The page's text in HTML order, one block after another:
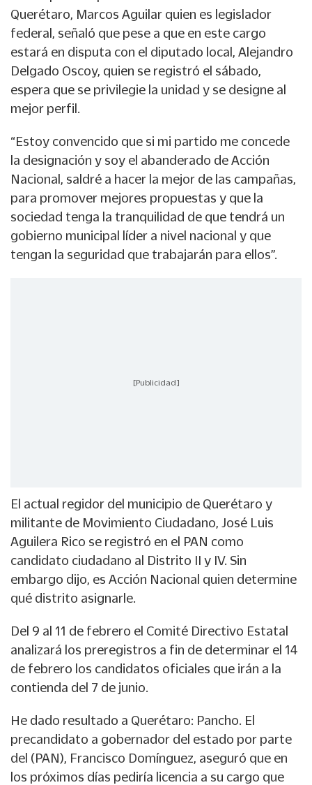
Querétaro, Marcos Aguilar quien es legislador
federal, señaló que pese a que en este cargo
estará en disputa con el diputado local, Alejandro
Delgado Oscoy, quien se registró el sábado,
espera que se privilegie la unidad y se designe al
mejor perfil.
“Estoy convencido que si mi partido me concede
la designación y soy el abanderado de Acción
Nacional, saldré a hacer la mejor de las campañas,
para promover mejores propuestas y que la
sociedad tenga la tranquilidad de que tendrá un
gobierno municipal líder a nivel nacional y que
tengan la seguridad que trabajarán para ellos”.
[Publicidad]
El actual regidor del municipio de Querétaro y
militante de Movimiento Ciudadano, José Luis
Aguilera Rico se registró en el PAN como
candidato ciudadano al Distrito II y IV. Sin
embargo dijo, es Acción Nacional quien determine
qué distrito asignarle.
Del 9 al 11 de febrero el Comité Directivo Estatal
analizará los preregistros a fin de determinar el 14
de febrero los candidatos oficiales que irán a la
contienda del 7 de junio.
He dado resultado a Querétaro: Pancho. El
precandidato a gobernador del estado por parte
del (PAN), Francisco Domínguez, aseguró que en
los próximos días pediría licencia a su cargo que